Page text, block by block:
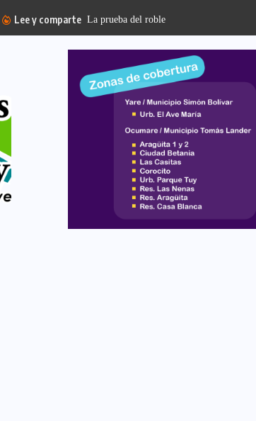
Lee y comparte La prueba del roble